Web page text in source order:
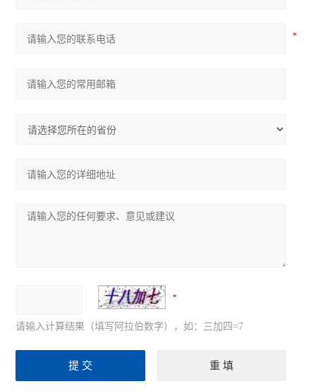
请输入计算结果（填写阿拉伯数字），如：三加四=7